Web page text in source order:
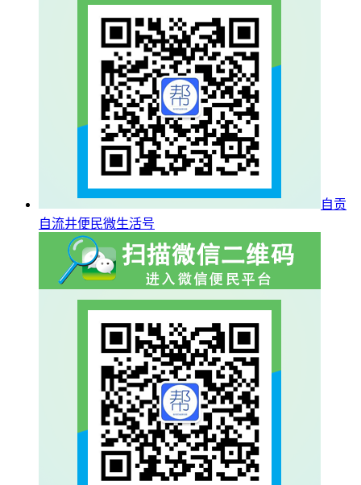
自贡
自流井便民微生活号